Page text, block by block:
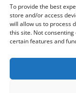
To provide the best
store and/or access
will allow us to process
this site. Not
certain features and
Wettelijk
Algemene
Privacybeleid
Leveringspartners
Betaalmethoden